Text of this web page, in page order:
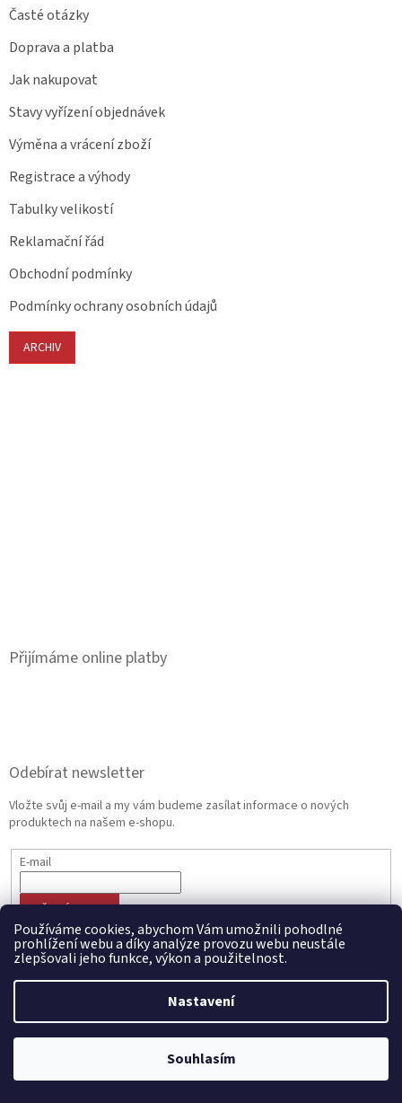
Používáme cookies, abychom Vám umožnili pohodlné
prohlížení webu a díky analýze provozu webu neustále
zlepšovali jeho funkce, výkon a použitelnost.
Nastavení
Souhlasím
Časté otázky
Doprava a platba
Jak nakupovat
Stavy vyřízení objednávek
Výměna a vrácení zboží
Registrace a výhody
Tabulky velikostí
Reklamační řád
Obchodní podmínky
Podmínky ochrany osobních údajů
ARCHIV
Přijímáme online platby
Odebírat newsletter
Vložte svůj e-mail a my vám budeme zasílat informace o nových
produktech na našem e-shopu.
E-mail
PŘIHLÁSIT SE
Copyright 2026CZECHMANIA.CZ | Český fanshop v národních
. Všechna práva vyhrazena.